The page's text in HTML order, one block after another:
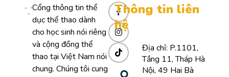
Cổng thông tin thể
dục thể thao dành
cho học sinh nói riêng
và cộng đồng thể
thao tại Việt Nam nói
chung. Chúng tôi cung
Thông tin liên
hệ
Địa chỉ: P.1101,
Tầng 11, Tháp Hà
Nội, 49 Hai Bà